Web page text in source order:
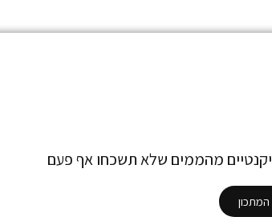
מהממים שלא תשכחו אף פעם